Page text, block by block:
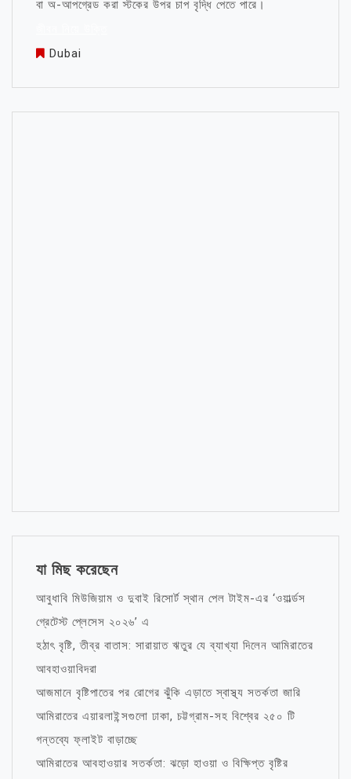
বা অ-আপগ্রেড করা স্টকের উপর চাপ বৃদ্ধি পেতে পারে।
Dubai
যা মিছ করেছেন
আবুধাবি মিউজিয়াম ও দুবাই রিসোর্ট স্থান পেল টাইম-এর ‘ওয়ার্ল্ডস
গ্রেটেস্ট প্লেসেস ২০২৬’ এ
হঠাৎ বৃষ্টি, তীব্র বাতাস: সারায়াত ঋতুর যে ব্যাখ্যা দিলেন আমিরাতের
আবহাওয়াবিদরা
আজমানে বৃষ্টিপাতের পর রোগের ঝুঁকি এড়াতে স্বাস্থ্য সতর্কতা জারি
আমিরাতের এয়ারলাইন্সগুলো ঢাকা, চট্টগ্রাম-সহ বিশ্বের ২৫০ টি
গন্তব্যে ফ্লাইট বাড়াচ্ছে
আমিরাতের আবহাওয়ার সতর্কতা: ঝড়ো হাওয়া ও বিক্ষিপ্ত বৃষ্টির